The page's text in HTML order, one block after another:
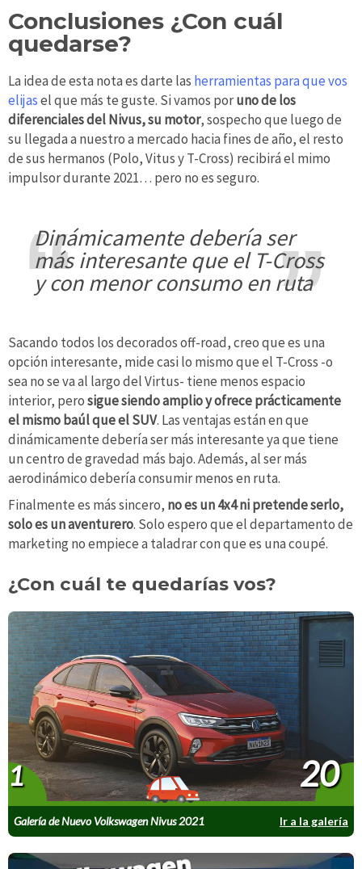
Conclusiones ¿Con cuál
quedarse?
La idea de esta nota es darte las herramientas para que vos
elijasel que más te guste. Si vamos poruno de los
diferenciales del Nivus, su motor, sospecho que luego de
su llegada a nuestro a mercado hacia fines de año, el resto
de sus hermanos (Polo, Vitus y T-Cross) recibirá el mimo
impulsor durante 2021… pero no es seguro.
dinámicamente debería ser
más interesante que el T-Cross
y con menor consumo en ruta
Sacando todos los decorados off-road, creo que es una
opción interesante, mide casi lo mismo que el T-Cross -o
sea no se va al largo del Virtus- tiene menos espacio
interior, perosigue siendo amplio y ofrece prácticamente
el mismo baúl que el SUV. Las ventajas están en que
dinámicamente debería ser más interesante ya que tiene
un centro de gravedad más bajo. Además, al ser más
aerodinámico debería consumir menos en ruta.
Finalmente es más sincero, no es un 4x4 ni pretende serlo,
solo es un aventurero. Solo espero que el departamento de
marketing no empiece a taladrar con que es una coupé.
¿Con cuál te quedarías vos?
Galería de Nuevo Volkswagen Nivus 2021 Ir a la galería
1 20